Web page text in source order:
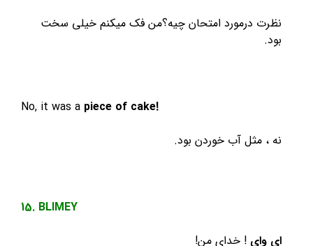
نظرت درمورد امتحان چیه؟من فک میکنم خیلی سخت
بود.
No, it was a piece of cake!
نه ، مثل آب خوردن بود.
15. BLIMEY
ای وای ! خدای من!